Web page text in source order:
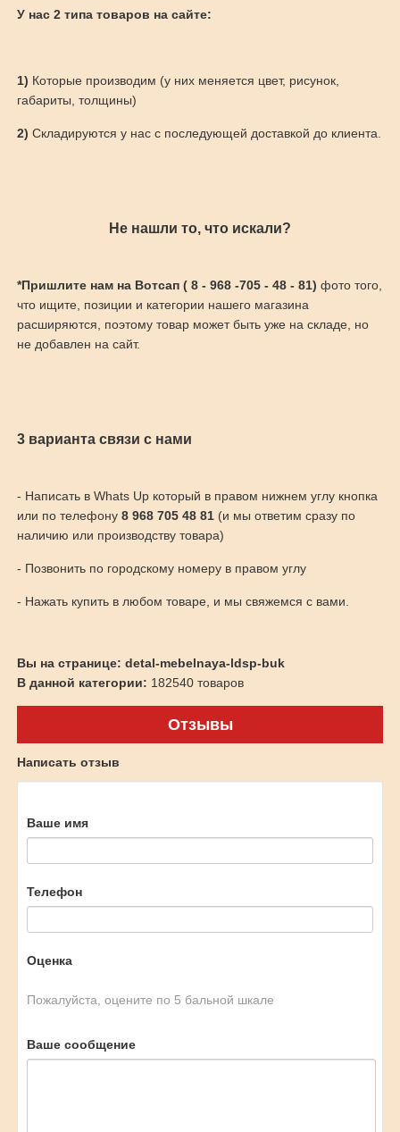
У нас 2 типа товаров на сайте:
1) Которые производим (у них меняется цвет, рисунок,
габариты, толщины)
2) Складируются у нас с последующей доставкой до клиента.
Не нашли то, что искали?
*Пришлите нам на Вотсап ( 8 - 968 -705 - 48 - 81) фото того,
что ищите, позиции и категории нашего магазина
расширяются, поэтому товар может быть уже на складе, но
не добавлен на сайт.
3 варианта связи с нами
- Написать в Whats Up который в правом нижнем углу кнопка
или по телефону 8 968 705 48 81(и мы ответим сразу по
наличию или производству товара)
- Позвонить по городскому номеру в правом углу
- Нажать купить в любом товаре, и мы свяжемся с вами.
Вы на странице: detal-mebelnaya-ldsp-buk
В данной категории: 182540 товаров
Отзывы
Написать отзыв
Ваше имя
Телефон
Оценка
Пожалуйста, оцените по 5 бальной шкале
Ваше сообщение